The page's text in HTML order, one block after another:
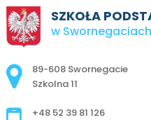
SZKOŁA
w Swornegaciach
Adres pocztowy:
89-608 Swornegacie
Szkolna 11
+48 52 39 81 126